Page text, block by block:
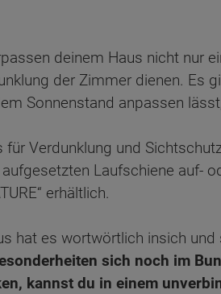
deinem Haus nicht nur
der Zimmer dienen. Es
Sonnenstand anpassen
für Verdunklung und
Laufschiene auf-
erhältlich.
hat es wortwörtlich insich
sich noch im
kannst du in einem